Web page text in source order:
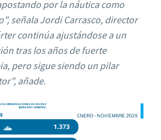
por la náutica como
señala Jordi Carrasco, director
continúa ajustándose a un
tras los años de fuerte
pero sigue siendo un pilar
añade.